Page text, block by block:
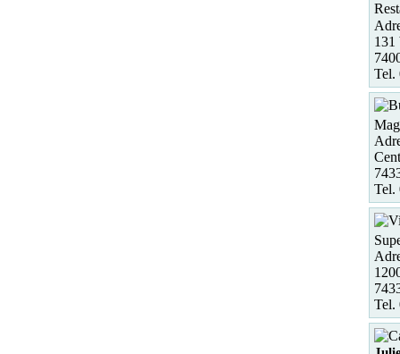
131
Tel.
Tel.
Tel.